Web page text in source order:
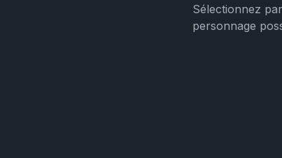
Sélectionnez
personnage